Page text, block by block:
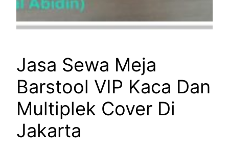
Jasa Sewa Meja
Barstool VIP Kaca Dan
Multiplek Cover Di
Jakarta